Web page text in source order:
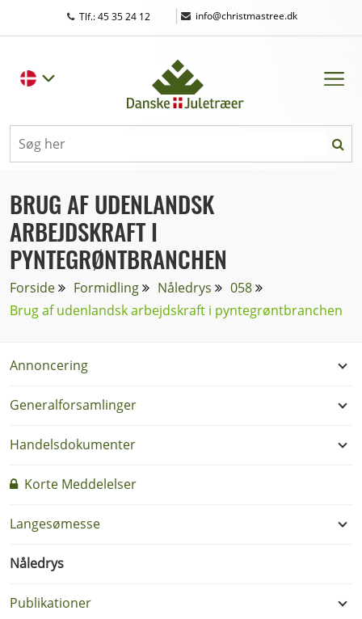
Tlf.: 45 35 24 12 | info@christmastree.dk
BRUG AF UDENLANDSK
ARBEJDSKRAFT I
PYNTEGRØNTBRANCHEN
Forside Formidling Nåledrys
058
Brug af udenlandsk arbejdskraft i pyntegrøntbranchen
Annoncering
Generalforsamlinger
Handelsdokumenter
Korte Meddelelser
Langesømesse
Nåledrys
Publikationer